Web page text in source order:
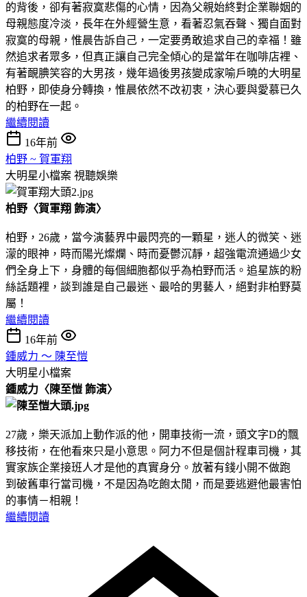
的背後，卻有著寂寞悲傷的心情，因為父親始終對企業聯姻的
母親態度冷淡，長年在外經營生意，看著忍氣吞聲、獨自面對
寂寞的母親，惟晨告訴自己，一定要勇敢追求自己的幸福！雖
然追求者眾多，但真正讓自己完全傾心的是當年在咖啡店裡、
有著靦腆笑容的大男孩，幾年過後男孩變成家喻戶曉的大明星
柏野，即使身分轉換，惟晨依然不改初衷，決心要與愛慕已久
的柏野在一起。
繼續閱讀
16年前
柏野 ~ 賀軍翔
大明星小檔案 視聽娛樂
柏野〈賀軍翔 飾演〉
柏野，26歲，當今演藝界中最閃亮的一顆星，迷人的微笑、迷
濛的眼神，時而陽光燦爛、時而憂鬱沉靜，超強電流通過少女
們全身上下，身體的每個細胞都似乎為柏野而活。追星族的粉
絲話題裡，談到誰是自己最迷、最哈的男藝人，絕對非柏野莫
屬！
繼續閱讀
16年前
鍾威力 ～ 陳至愷
大明星小檔案
鍾威力 〈陳至愷 飾演〉
27歲，樂天派加上動作派的他，開車技術一流，頭文字D的飄
移技術，在他看來只是小意思。阿力不但是個計程車司機，其
實家族企業接班人才是他的真實身分。放著有錢小開不做跑
到破舊車行當司機，不是因為吃飽太閒，而是要逃避他最害怕
的事情－相親！
繼續閱讀